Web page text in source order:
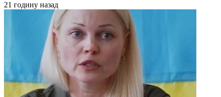
21 годину назад